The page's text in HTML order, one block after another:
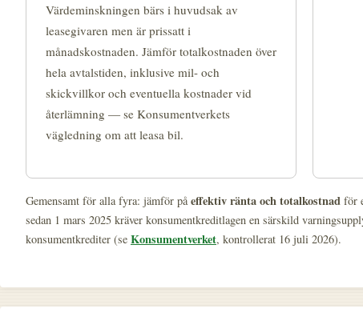
Värdeminskningen bärs i huvudsak av
leasegivaren men är prissatt i
månadskostnaden. Jämför totalkostnaden över
hela avtalstiden, inklusive mil- och
skickvillkor och eventuella kostnader vid
återlämning — se Konsumentverkets
vägledning om att leasa bil.
Gemensamt för alla fyra: jämför på effektiv ränta och totalkostnad för
sedan 1 mars 2025 kräver konsumentkreditlagen en särskild
konsumentkrediter (se Konsumentverket, kontrollerat 16 juli 2026).